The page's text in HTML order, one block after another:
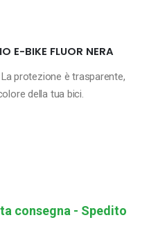
E-BIKE FLUOR NERA
Laprotezione è trasparente,
della tua bici.
consegna - Spedito